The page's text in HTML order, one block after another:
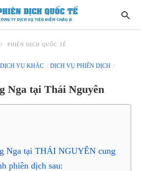
PHIÊN DỊCH QUỐC TẾ
DỊCH VỤ KHÁC
DỊCH VỤ PHIÊN DỊCH
Nga tại Thái Nguyên
Nga tại THÁI NGUYÊN cung
phiên dịch sau: